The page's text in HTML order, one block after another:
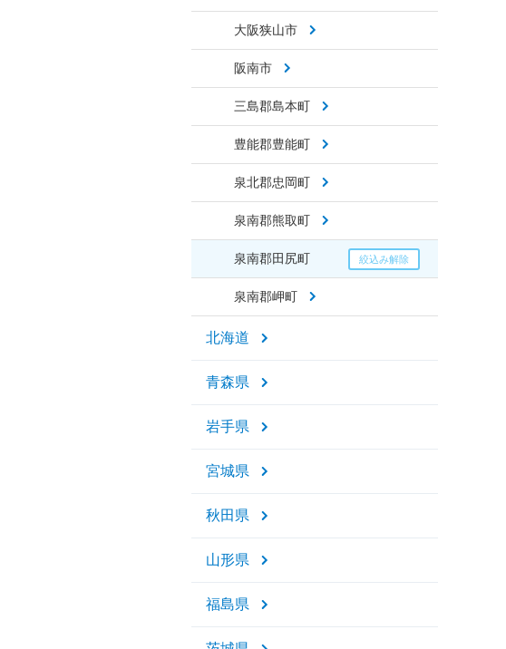
大阪狭山市
阪南市
三島郡島本町
豊能郡豊能町
泉北郡忠岡町
泉南郡熊取町
泉南郡田尻町
泉南郡岬町
北海道
青森県
岩手県
宮城県
秋田県
山形県
福島県